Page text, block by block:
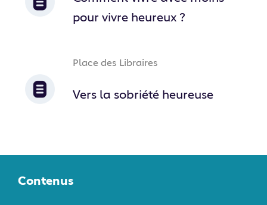
pour vivre heureux ?
Place des Libraires
Vers la sobriété heureuse
Contenus